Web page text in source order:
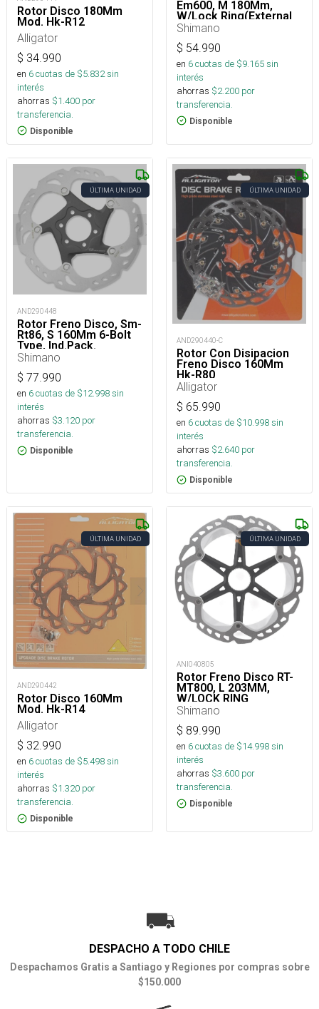
Rotor Disco 180Mm
Mod. Hk-R12
Alligator
$ 34.990
en 6cuotas de $5.832sin
interés
ahorras $1.400 por
transferencia.
Disponible
Em600, M 180Mm,
W/Lock Ring(External
Serration), (Steps)
Shimano
$ 54.990
en 6cuotas de $9.165sin
interés
ahorras $2.200 por
transferencia.
Disponible
ÚLTIMA UNIDAD
AND290448
Rotor Freno Disco, Sm-
Rt86, S 160Mm 6-Bolt
Type, Ind.Pack.
Esmrt86S2
Shimano
$ 77.990
en 6cuotas de $12.998sin
interés
ahorras $3.120 por
transferencia.
Disponible
ÚLTIMA UNIDAD
AND290440-C
Rotor Con Disipacion
Freno Disco 160Mm
Hk-R80
Alligator
$ 65.990
en 6cuotas de $10.998sin
interés
ahorras $2.640 por
transferencia.
Disponible
ÚLTIMA UNIDAD
AND290442
Rotor Disco 160Mm
Mod. Hk-R14
Alligator
$ 32.990
en 6cuotas de $5.498sin
interés
ahorras $1.320 por
transferencia.
Disponible
ÚLTIMA UNIDAD
ANI040805
Rotor Freno Disco RT-
MT800, L 203MM,
W/LOCK RING
Shimano
$ 89.990
en 6cuotas de $14.998sin
interés
ahorras $3.600 por
transferencia.
Disponible
DESPACHO A TODO CHILE
Despachamos Gratis a Santiago y Regiones por compras sobre
$150.000